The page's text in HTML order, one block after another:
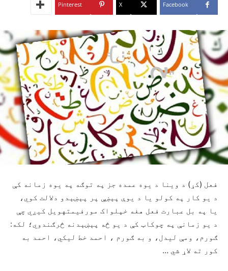
Facebook
X
Pinterest
فعل (کړ) د وینا د یوه عمده جز په توګه په یوه زمانه کې
د یو کار په کولو یا د یوې پېښې پر پېښېدو دلالت کوي،
یا په بل عبارت فعل هغه خپلواک مورفیمتهویل کیږي چې
د یو زمانې په چوکاټ کې د یو څه پېښېدنه څرګندوي؛ لکه:
ګورم، ومې لیدل، و به ګورم ، احمد خط لیکي، احمد به
کور ته لاړ شي …